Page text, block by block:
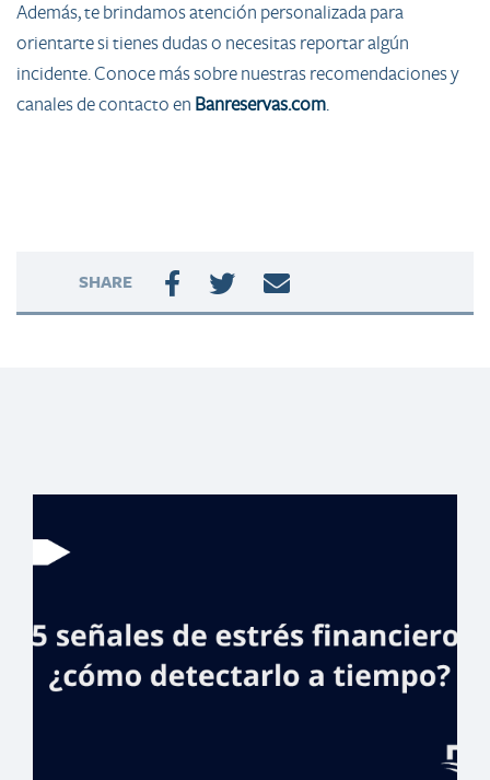
Además, te brindamos atención personalizada para
orientarte si tienes dudas o necesitas reportar algún
incidente. Conoce más sobre nuestras recomendaciones y
canales de contacto en Banreservas.com.
SHARE
Fraudes con QR y